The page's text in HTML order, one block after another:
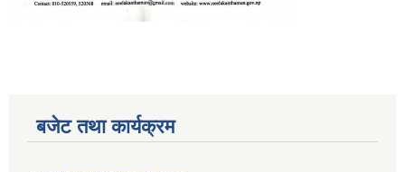
बजेट तथा कार्यक्रम